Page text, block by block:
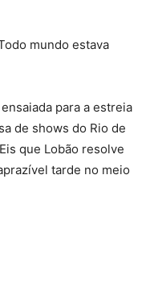
mundo estava
para a estreia
de shows do Rio de
que Lobão resolve
tarde no meio